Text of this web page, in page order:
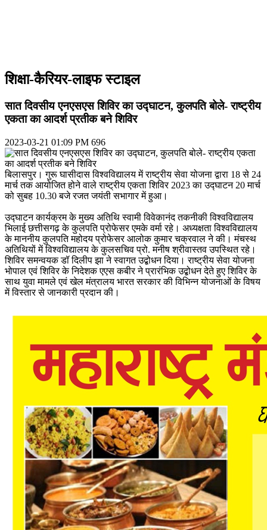
शिक्षा-कैरियर-लाइफ स्टाइल
सात दिवसीय एनएसएस शिविर का उद्घाटन, कुलपति बोले- राष्ट्रीय
एकता का आदर्श प्रतीक बने शिविर
2023-03-21 01:09 PM 696
बिलासपुर। गुरू घासीदास विश्वविद्यालय में राष्ट्रीय सेवा योजना द्वारा 18 से 24
मार्च तक आयोजित होने वाले राष्ट्रीय एकता शिविर 2023 का उद्घाटन 20 मार्च
को सुबह 10.30 बजे रजत जयंती सभागार में हुआ।
उद्घाटन कार्यक्रम के मुख्य अतिथि स्वामी विवेकानंद तकनीकी विश्वविद्यालय
भिलाई छत्तीसगढ़ के कुलपति प्रोफेसर एमके वर्मा रहे। अध्यक्षता विश्वविद्यालय
के माननीय कुलपति महोदय प्रोफेसर आलोक कुमार चक्रवाल ने की। मंचस्थ
अतिथियों में विश्वविद्यालय के कुलसचिव प्रो. मनीष श्रीवास्तव उपस्थित रहे।
शिविर समन्वयक डॉ दिलीप झा ने स्वागत उद्बोधन दिया। राष्ट्रीय सेवा योजना
भोपाल एवं शिविर के निदेशक एएस कबीर ने प्रारंभिक उद्बोधन देते हुए शिविर के
साथ युवा मामले एवं खेल मंत्रालय भारत सरकार की विभिन्न योजनाओं के विषय
में विस्तार से जानकारी प्रदान की।